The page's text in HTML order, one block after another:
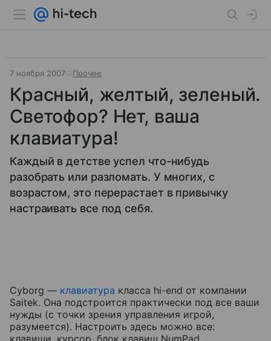
7 ноября 2007 Прочее
Красный, желтый, зеленый.
Светофор? Нет, ваша
клавиатура!
Каждый в детстве успел что-нибудь
разобрать или разломать. У многих, с
возрастом, это перерастает в привычку
настраивать все под себя.
Cyborg — клавиатура класса hi-end от компании
Saitek. Она подстроится практически под все ваши
нужды (с точки зрения управления игрой,
разумеется). Настроить здесь можно все:
клавиши, курсор, блок клавиш NumPad,